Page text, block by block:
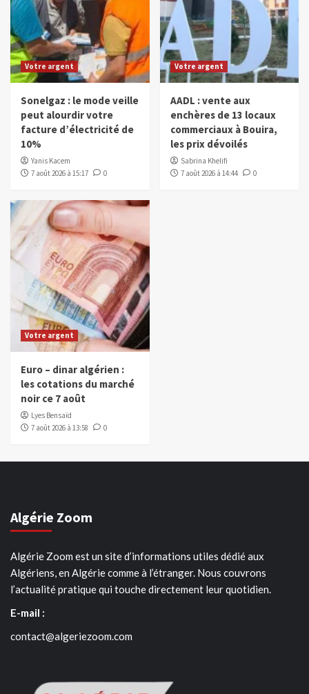
Votre argent
Sonelgaz : le mode veille
peut alourdir votre
facture d’électricité de
10%
Yanis Kacem
7 août 2026 à 15:17
0
Votre argent
AADL : vente aux
enchères de 13 locaux
commerciaux à Bouira,
les prix dévoilés
Sabrina Khelifi
7 août 2026 à 14:44
0
Votre argent
Euro – dinar algérien :
les cotations du marché
noir ce 7 août
Lyes Bensaïd
7 août 2026 à 13:58
0
Algérie Zoom
Algérie Zoom est un site d’informations utiles dédié aux
Algériens, en Algérie comme à l’étranger. Nous couvrons
l’actualité pratique qui touche directement leur quotidien.
E-mail :
contact@algeriezoom.com